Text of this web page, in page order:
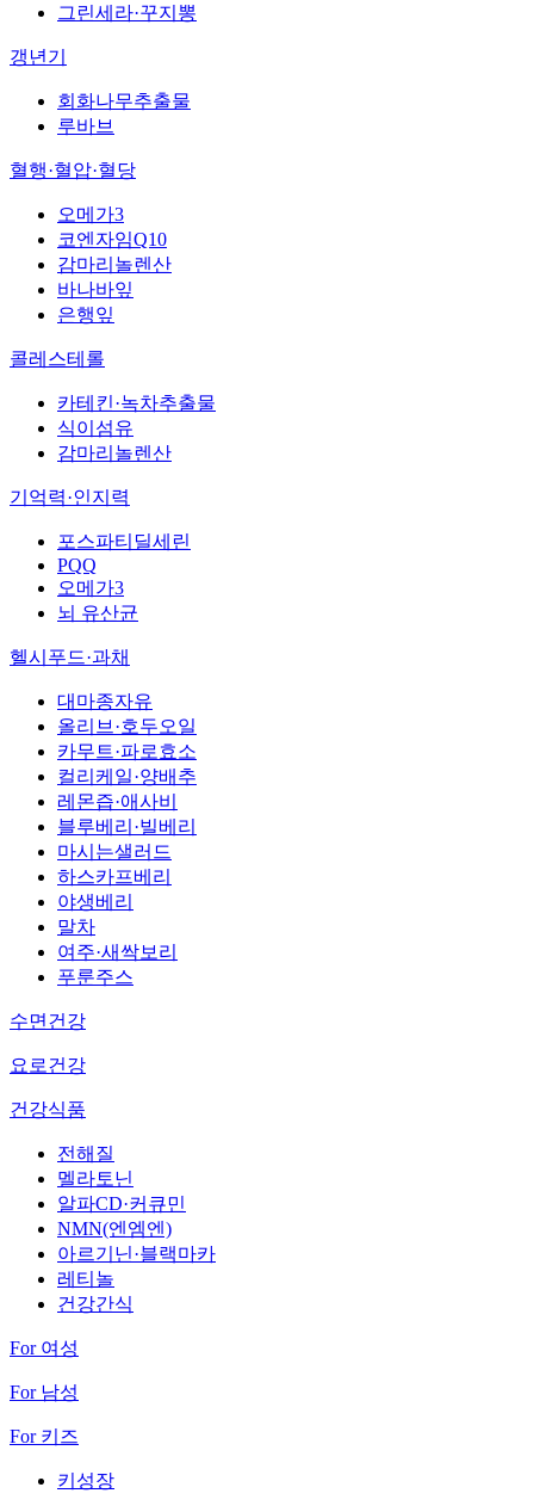
그린세라·꾸지뽕
갱년기
회화나무추출물
루바브
혈행·혈압·혈당
오메가3
코엔자임Q10
감마리놀렌산
바나바잎
은행잎
콜레스테롤
카테킨·녹차추출물
식이섬유
감마리놀렌산
기억력·인지력
포스파티딜세린
PQQ
오메가3
뇌 유산균
헬시푸드·과채
대마종자유
올리브·호두오일
카무트·파로효소
컬리케일·양배추
레몬즙·애사비
블루베리·빌베리
마시는샐러드
하스카프베리
야생베리
말차
여주·새싹보리
푸룬주스
수면건강
요로건강
건강식품
전해질
멜라토닌
알파CD·커큐민
NMN(엔엠엔)
아르기닌·블랙마카
레티놀
건강간식
For 여성
For 남성
For 키즈
키성장